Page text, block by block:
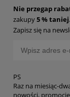
Nie przegap
zakupy5 % taniej.
Zapisz się na
PS
Raz na miesiąc-
nowości,